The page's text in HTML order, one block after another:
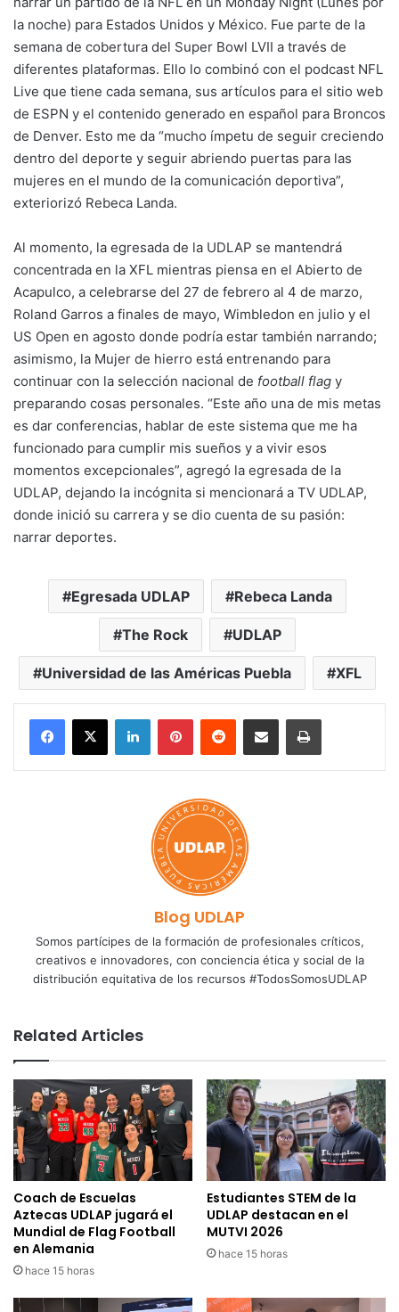
la noche) para Estados Unidos y México. Fue parte de la
semana de cobertura del Super Bowl LVII a través de
diferentes plataformas. Ello lo combinó con el podcast NFL
Live que tiene cada semana, sus artículos para el sitio web
de ESPN y el contenido generado en español para Broncos
de Denver. Esto me da “mucho ímpetu de seguir creciendo
dentro del deporte y seguir abriendo puertas para las
mujeres en el mundo de la comunicación deportiva”,
exteriorizó Rebeca Landa.
Al momento, la egresada de la UDLAP se mantendrá
concentrada en la XFL mientras piensa en el Abierto de
Acapulco, a celebrarse del 27 de febrero al 4 de marzo,
Roland Garros a finales de mayo, Wimbledon en julio y el
US Open en agosto donde podría estar también narrando;
asimismo, la Mujer de hierro está entrenando para
continuar con la selección nacional de football flag y
preparando cosas personales. “Este año una de mis metas
es dar conferencias, hablar de este sistema que me ha
funcionado para cumplir mis sueños y a vivir esos
momentos excepcionales”, agregó la egresada de la
UDLAP, dejando la incógnita si mencionará a TV UDLAP,
donde inició su carrera y se dio cuenta de su pasión:
narrar deportes.
Egresada UDLAP Rebeca Landa
The Rock UDLAP
Universidad de las Américas Puebla XFL
LinkedInPinterestReddit Share via Email Print
Blog UDLAP
Somos partícipes de la formación de profesionales críticos,
creativos e innovadores, con conciencia ética y social de la
distribución equitativa de los recursos #TodosSomosUDLAP
Related Articles
Coach de Escuelas
Aztecas UDLAP jugará el
Mundial de Flag Football
en Alemania
hace 15 horas
Estudiantes STEM de la
UDLAP destacan en el
MUTVI 2026
hace 15 horas